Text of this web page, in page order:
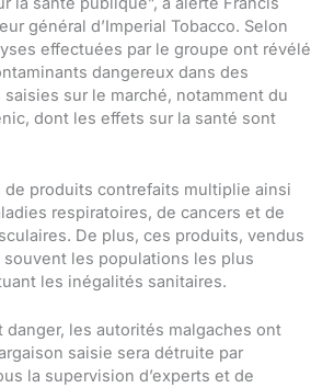
général d’Imperial Tobacco. Selon
effectuées par le groupe ont révélé
dangereux dans des
sur le marché, notamment du
dont les effets sur la santé sont
de produits contrefaits multiplie ainsi
respiratoires, de cancers et de
De plus, ces produits, vendus
les populations les plus
les inégalités sanitaires.
danger, les autorités malgaches ont
saisie sera détruite par
la supervision d’experts et de